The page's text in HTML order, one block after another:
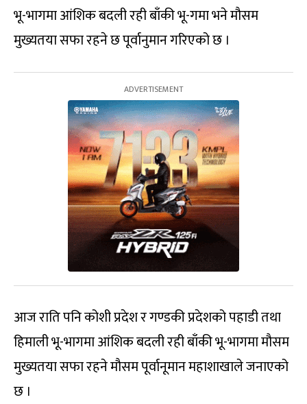
भू-भागमा आंशिक बदली रही बाँकी भू-गमा भने मौसम
मुख्यतया सफा रहने छ पूर्वानुमान गरिएको छ ।
आज राति पनि कोशी प्रदेश र गण्डकी प्रदेशको पहाडी तथा
हिमाली भू-भागमा आंशिक बदली रही बाँकी भू-भागमा मौसम
मुख्यतया सफा रहने मौसम पूर्वानूमान महाशाखाले जनाएको
छ ।